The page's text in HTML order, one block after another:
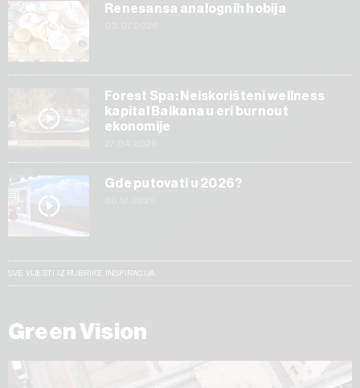
Renesansa analognih hobija
Forest Spa: Neiskorišteni wellness
kapital Balkana u eri burnout
ekonomije
Gde putovati u 2026?
SVE VIJESTI IZ RUBRIKE INSPIRACIJA
Green Vision